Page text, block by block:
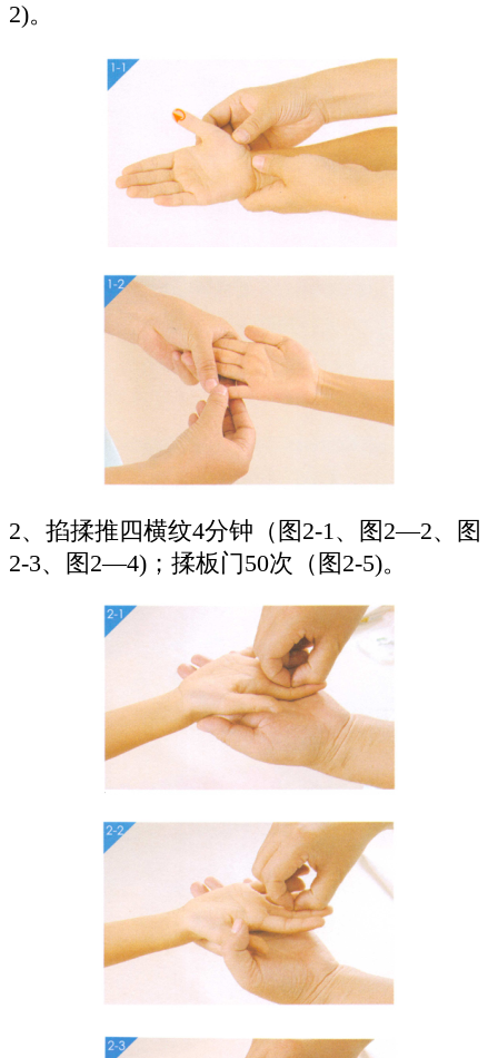
2)。
2、掐揉推四横纹4分钟（图2-1、图2—2、图
2-3、图2—4)；揉板门50次（图2-5)。